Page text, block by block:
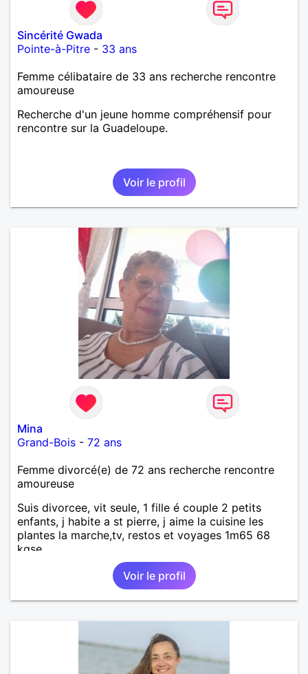
Sincérité Gwada
Pointe-à-Pitre - 33 ans
Femme célibataire de 33 ans recherche rencontre
amoureuse
Recherche d'un jeune homme compréhensif pour
rencontre sur la Guadeloupe.
Voir le profil
Mina
Grand-Bois - 72 ans
Femme divorcé(e) de 72 ans recherche rencontre
amoureuse
Suis divorcee, vit seule, 1 fille é couple 2 petits
enfants, j habite a st pierre, j aime la cuisine les
plantes la marche,tv, restos et voyages 1m65 68
kgse
Voir le profil